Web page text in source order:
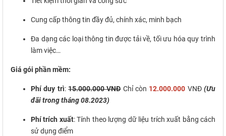
Cung cấp thông tin đầy đủ, chính xác, minh bạch
Đa dạng các loại thông tin được tải về, tối ưu hóa quy trình
làm việc…
Giá gói phần mềm:
Phí duy trì:15.000.000 VNĐChỉ còn 12.000.000 VNĐ(Ưu
đãi trong tháng 08.2023)
Phí trích xuất: Tính theo lượng dữ liệu trích xuất bằng cách
sử dụng điểm